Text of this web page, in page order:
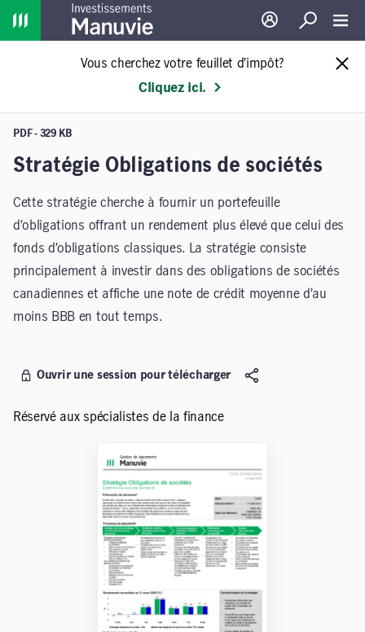
Home
Ouverture de
Recherche
Vous cherchez votre feuillet d’impôt?
Cliquez ici.
PDF - 329 KB
Stratégie Obligations de sociétés
Cette stratégie cherche à fournir un portefeuille
d’obligations offrant un rendement plus élevé que celui des
fonds d’obligations classiques. La stratégie consiste
principalement à investir dans des obligations de sociétés
canadiennes et affiche une note de crédit moyenne d’au
moins BBB en tout temps.
Ouvrir une session pour télécharger
Réservé aux spécialistes de la finance